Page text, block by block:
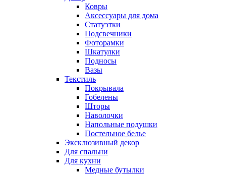
Ковры
Аксессуары для дома
Статуэтки
Подсвечники
Фоторамки
Шкатулки
Подносы
Вазы
Текстиль
Покрывала
Гобелены
Шторы
Наволочки
Напольные подушки
Постельное белье
Эксклюзивный декор
Для спальни
Для кухни
Медные бутылки